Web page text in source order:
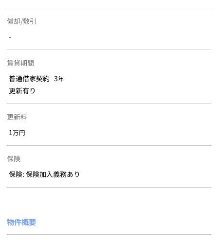
償却/敷引
-
賃貸期間
普通借家契約 3年
更新有り
更新料
1万円
保険
保険: 保険加入義務あり
物件概要